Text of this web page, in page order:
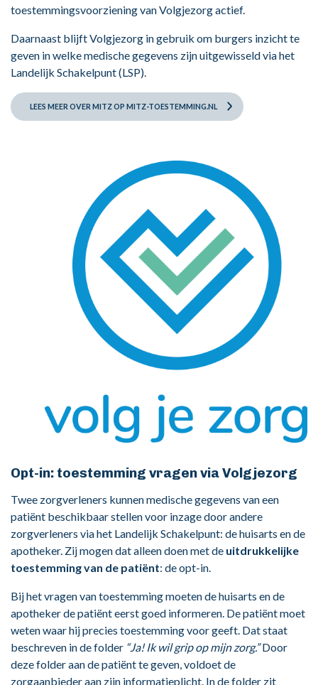
toestemmingsvoorziening van Volgjezorg actief.
Daarnaast blijft Volgjezorg in gebruik om burgers inzicht te
geven in welke medische gegevens zijn uitgewisseld via het
Landelijk Schakelpunt (LSP).
LEES MEER OVER MITZ OP MITZ-TOESTEMMING.NL
Opt-in: toestemming vragen via Volgjezorg
Twee zorgverleners kunnen medische gegevens van een
patiënt beschikbaar stellen voor inzage door andere
zorgverleners via het Landelijk Schakelpunt: de huisarts en de
apotheker. Zij mogen dat alleen doen met de uitdrukkelijke
toestemming van de patiënt: de opt-in.
Bij het vragen van toestemming moeten de huisarts en de
apotheker de patiënt eerst goed informeren. De patiënt moet
weten waar hij precies toestemming voor geeft. Dat staat
beschreven in de folder “Ja! Ik wil grip op mijn zorg.”Door
deze folder aan de patiënt te geven, voldoet de
zorgaanbieder aan zijn informatieplicht. In de folder zit